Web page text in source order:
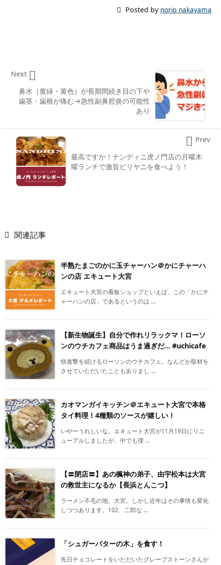
 Posted by norio nakayama
鼻水（黄緑・黄色）が長期間続き目の下や
歯茎・歯根が痛む→急性副鼻腔炎の可能性
あり

Next
最高ですか！ナンディニ虎ノ門店の月曜木
曜ランチで激旨ビリヤニを食べよう！
 Prev
 関連記事
半熟たまごのかに玉チャーハン＠かにチャーハ
ンの店 エキュート大宮
エキュート大宮の看板ショップといえば、この「かにチ
ャーハンの店」であるというのは ...
【新生物誕生】自分で作れリラックマ！ローソ
ンのウチカフェ商品はうま過ぎだ… #uchicafe
快進撃を続けるローソンのウチカフェ。なんどか取材を
させていただいたこともありまし ...
カオマンガイキッチン＠エキュート大宮で本格
タイ料理！4種類のソースが嬉しい！
いやーうれしいな。エキュート大宮が11月19日にリニ
ューアルしましたが、中でも僕 ...
【〓閉店〓】あの楓神の弟子、由宇松本は大宮
の救世主になるか【長浜とんこつ】
ラーメン不毛の地、大宮。しかし近年はその事情も変化
しつつあります。102、二郎な ...
「シュガーバターの木」を食す！
先日チョコレートをいただいたグレープストーンさんが